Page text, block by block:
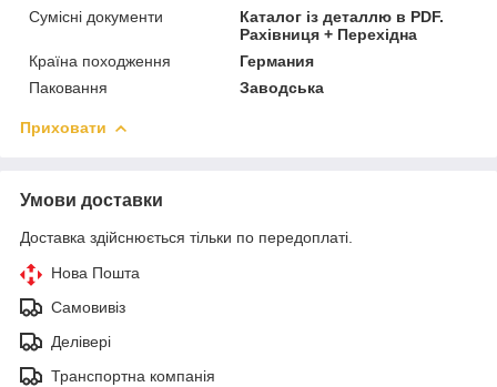
Сумісні документи
Каталог із деталлю в PDF.
Рахівниця + Перехідна
Країна походження
Германия
Паковання
Заводська
Приховати
Умови доставки
Доставка здійснюється тільки по передоплаті.
Нова Пошта
Самовивіз
Делівері
Транспортна компанія